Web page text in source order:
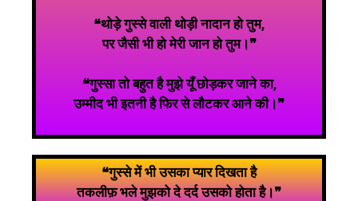
❝थोड़े गुस्से वाली थोड़ी नादान हो तुम,
पर जैसी भी हो मेरी जान हो तुम।❞
❝गुस्सा तो बहुत है मुझे यूँ छोड़कर जाने का,
उम्मीद भी इतनी है फिर से लौटकर आने की।❞
❝गुस्से में भी उसका प्यार दिखता है
तकलीफ़ भले मुझको दे दर्द उसको होता है।❞